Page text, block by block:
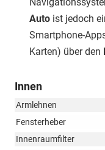
Auto ist jedoch
Smartphone-
Karten) über den
Innen
Armlehnen
Fensterheber
Innenraumfilter